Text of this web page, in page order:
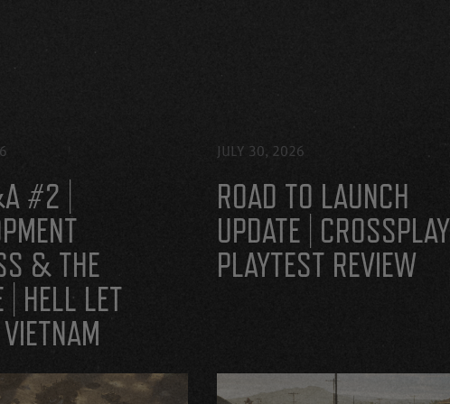
#2 |
& THE
| HELL LET
JULY 30, 2026
ROAD TO LAUNCH
UPDATE | CROSSPLAY
PLAYTEST REVIEW